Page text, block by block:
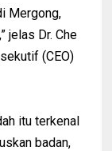
Mergong,
jelas Dr. Che
(CEO)
itu terkenal
badan,